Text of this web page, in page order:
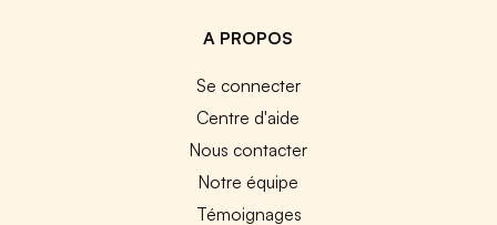
A PROPOS
Se connecter
Centre d'aide
Nous contacter
Notre équipe
Témoignages